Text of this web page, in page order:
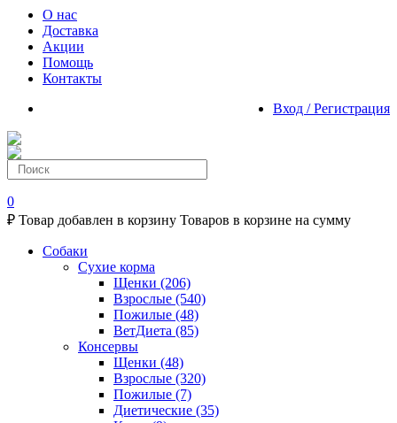
О нас
Доставка
Акции
Помощь
Контакты
Вход / Регистрация
0
₽ Товар добавлен в корзину Товаров в корзине на сумму
Собаки
Сухие корма
Щенки (206)
Взрослые (540)
Пожилые (48)
ВетДиета (85)
Консервы
Щенки (48)
Взрослые (320)
Пожилые (7)
Диетические (35)